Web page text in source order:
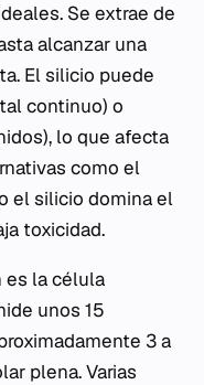
Se extrae de
alcanzar una
El silicio puede
continuo) o
lo que afecta
como el
el silicio domina el
toxicidad.
es la célula
unos 15
3 a
plena. Varias